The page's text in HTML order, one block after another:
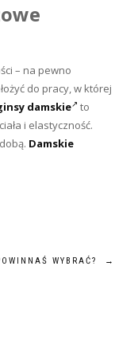
– na pewno
do pracy, w której
damskie
to
i elastyczność.
Damskie
WYBRAĆ? →